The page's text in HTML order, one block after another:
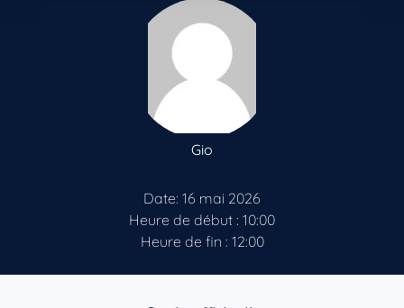
Gio
Date: 16 mai 2026
Heure de début : 10:00
Heure de fin : 12:00